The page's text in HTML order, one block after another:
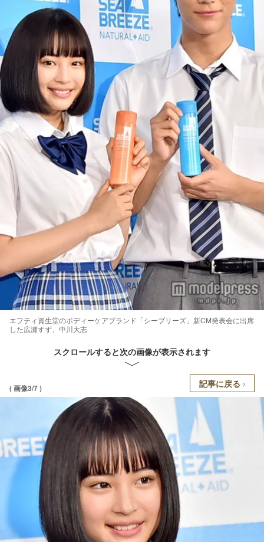
エフティ資生堂のボディーケアブランド「シーブリーズ」新CM発表会に出席
した広瀬すず、中川大志
スクロールすると次の画像が表示されます
( 画像3/7 ) 記事に戻る